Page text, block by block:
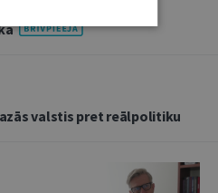
nodarījumu
valstis pret reālpolitiku